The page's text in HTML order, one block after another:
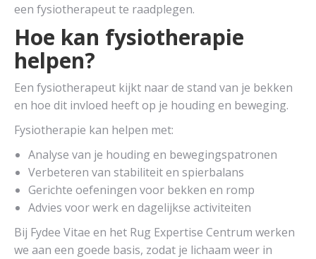
een fysiotherapeut te raadplegen.
Hoe kan fysiotherapie
helpen?
Een fysiotherapeut kijkt naar de stand van je bekken
en hoe dit invloed heeft op je houding en beweging.
Fysiotherapie kan helpen met:
Analyse van je houding en bewegingspatronen
Verbeteren van stabiliteit en spierbalans
Gerichte oefeningen voor bekken en romp
Advies voor werk en dagelijkse activiteiten
Bij Fydee Vitae en het Rug Expertise Centrum werken
we aan een goede basis, zodat je lichaam weer in